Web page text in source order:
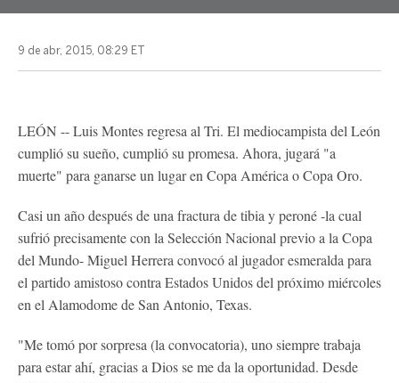
9 de abr, 2015, 08:29 ET
LEÓN -- Luis Montes regresa al Tri. El mediocampista del León
cumplió su sueño, cumplió su promesa. Ahora, jugará "a
muerte" para ganarse un lugar en Copa América o Copa Oro.
Casi un año después de una fractura de tibia y peroné -la cual
sufrió precisamente con la Selección Nacional previo a la Copa
del Mundo- Miguel Herrera convocó al jugador esmeralda para
el partido amistoso contra Estados Unidos del próximo miércoles
en el Alamodome de San Antonio, Texas.
"Me tomó por sorpresa (la convocatoria), uno siempre trabaja
para estar ahí, gracias a Dios se me da la oportunidad. Desde